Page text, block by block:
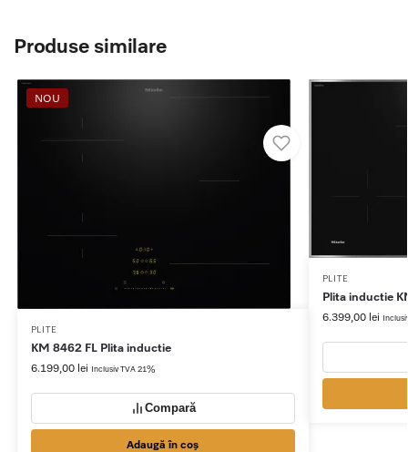
Produse similare
NOU
PLITE
KM 8462 FL Plita inductie
6.199,00 lei Inclusiv TVA 21%
Compară
Adaugă în coș
PLITE
Plita inductie
6.399,00 lei